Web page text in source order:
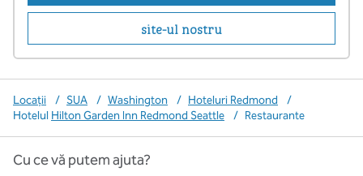
site-ul nostru
,Deschide o filă nouă
Locații / SUA / Washington / Hoteluri Redmond
/
Hotelul Hilton Garden Inn Redmond Seattle / Restaurante
Cu ce vă putem ajuta?